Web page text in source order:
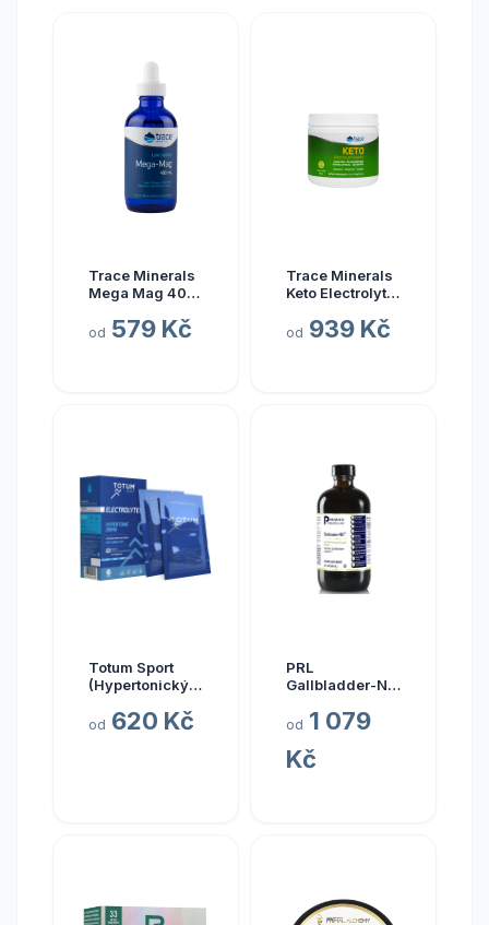
Trace Minerals
Mega Mag 400
elektrolyty, 118
od 579 Kč
Trace Minerals
Keto Electrolyte
elektrolyty v
od 939 Kč
Totum Sport
(Hypertonický
vody), 10 x 20
od 620 Kč
PRL
Gallbladder-ND,
237 ml
od 1 079
Kč